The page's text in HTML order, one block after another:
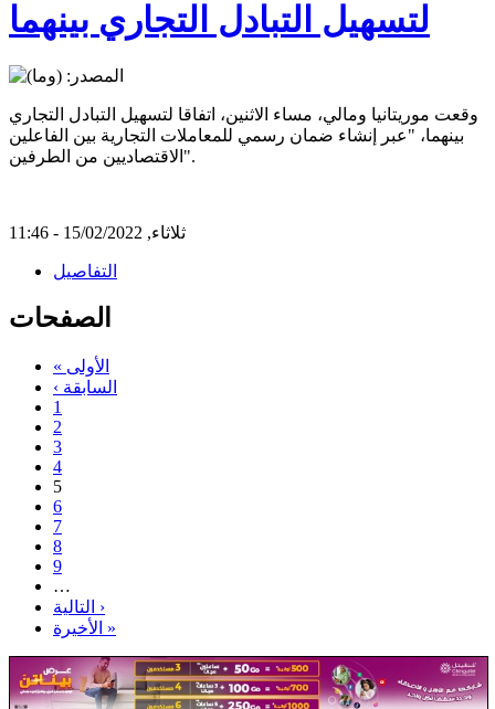
لتسهيل التبادل التجاري بينهما
وقعت موريتانيا ومالي، مساء الاثنين، اتفاقا لتسهيل التبادل التجاري
بينهما، "عبر إنشاء ضمان رسمي للمعاملات التجارية بين الفاعلين
الاقتصاديين من الطرفين".
ثلاثاء, 15/02/2022 - 11:46
التفاصيل
الصفحات
« الأولى
‹ السابقة
1
2
3
4
5
6
7
8
9
…
التالية ›
الأخيرة »